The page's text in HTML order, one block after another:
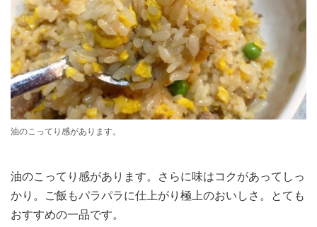
油のこってり感があります。
油のこってり感があります。さらに味はコクがあってしっ
かり。ご飯もパラパラに仕上がり極上のおいしさ。とても
おすすめの一品です。